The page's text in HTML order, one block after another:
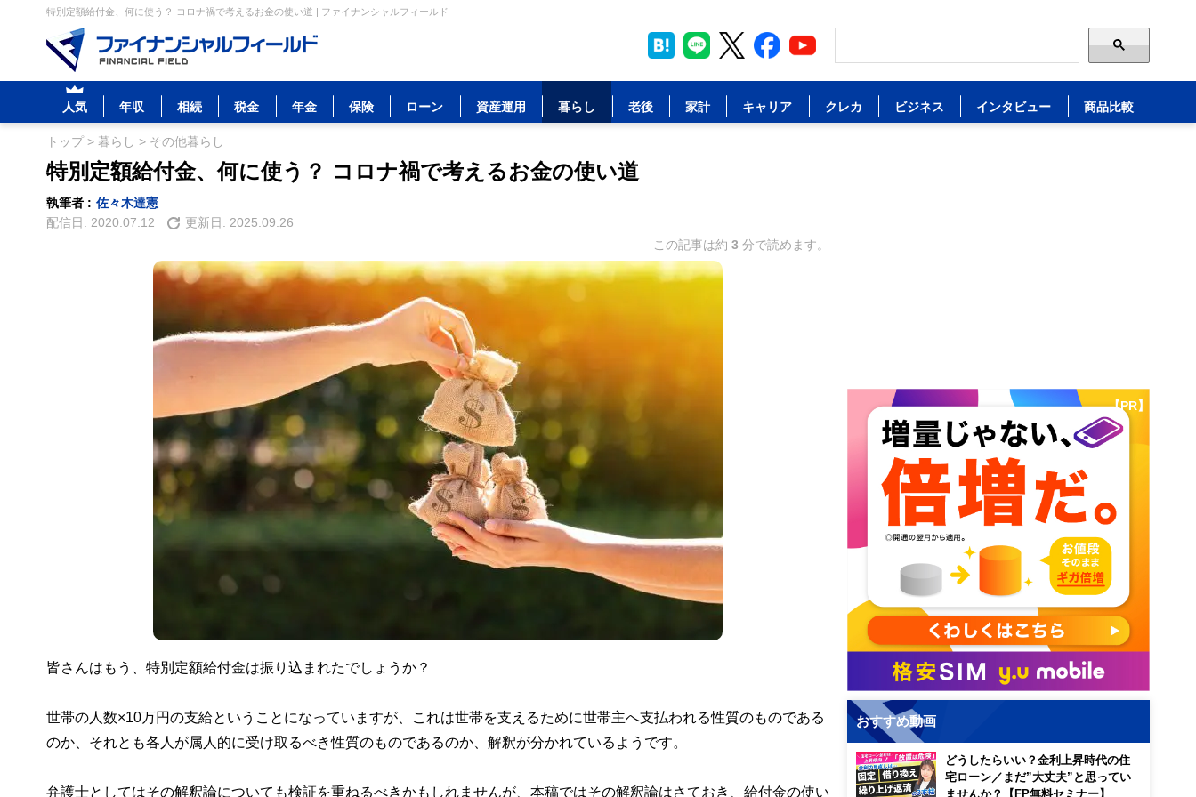
特別定額給付金、何に使う？ コロナ禍で考えるお金の使い道 | ファイナンシャルフィールド
人気 年収 相続 税金 年金 保険 ローン 資産運用 暮らし 老後 家計 キャリア クレカ ビジネス インタビュー 商品比較
トップ> 暮らし > その他暮らし
特別定額給付金、何に使う？ コロナ禍で考えるお金の使い道
執筆者 : 佐々木達憲
配信日: 2020.07.12 更新日: 2025.09.26
この記事は約 3 分で読めます。
皆さんはもう、特別定額給付金は振り込まれたでしょうか？
世帯の人数×10万円の支給ということになっていますが、これは世帯を支えるために世帯主へ支払われる性質のものである
のか、それとも各人が属人的に受け取るべき性質のものであるのか、解釈が分かれているようです。
弁護士としてはその解釈論についても検証を重ねるべきかもしれませんが、本稿ではその解釈論はさておき、給付金の使い
【PR】
おすすめ動画
どうしたらいい？金利上昇時代の住
宅ローン／まだ”大丈夫”と思ってい
ませんか？【FP無料セミナー】